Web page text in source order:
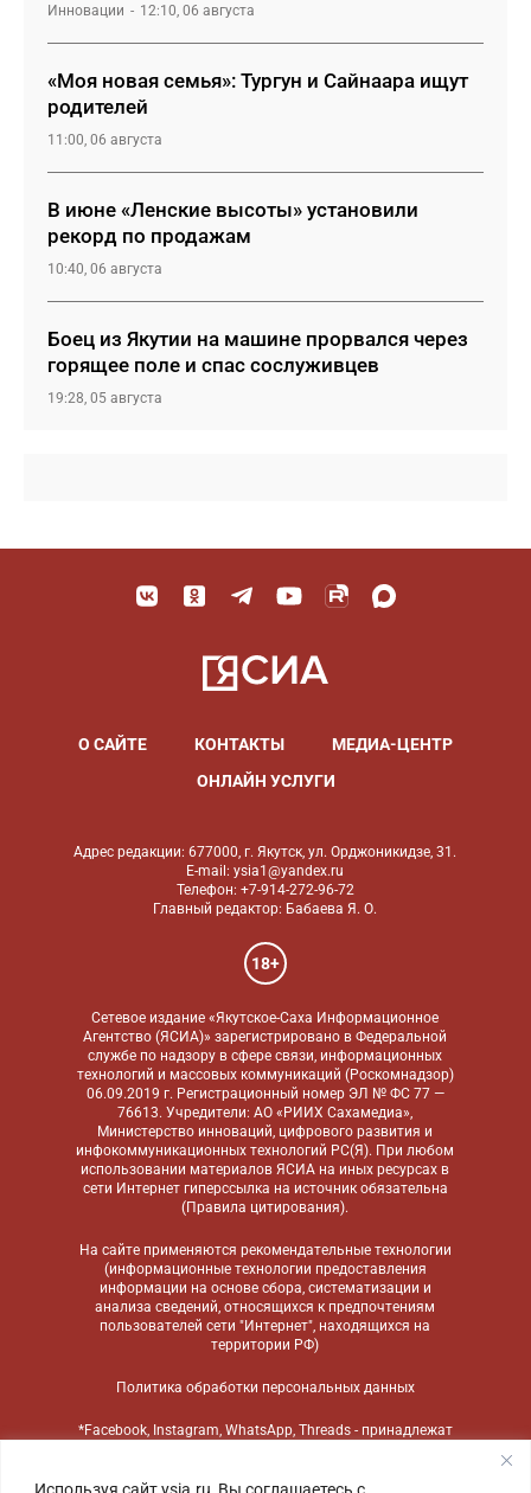
Используя сайт ysia.ru, Вы соглашаетесь с
Инновации 12:10, 06 августа
«Моя новая семья»: Тургун и Сайнаара ищут
родителей
11:00, 06 августа
В июне «Ленские высоты» установили
рекорд по продажам
10:40, 06 августа
Боец из Якутии на машине прорвался через
горящее поле и спас сослуживцев
19:28, 05 августа
О САЙТЕ КОНТАКТЫ
МЕДИА-ЦЕНТР
ОНЛАЙН УСЛУГИ
Адрес редакции: 677000, г. Якутск, ул. Орджоникидзе, 31.
E-mail: ysia1@yandex.ru
Телефон: +7-914-272-96-72
Главный редактор: Бабаева Я. О.
18+
Сетевое издание «Якутское-Саха Информационное
Агентство (ЯСИА)» зарегистрировано в Федеральной
службе по надзору в сфере связи, информационных
технологий и массовых коммуникаций (Роскомнадзор)
06.09.2019 г. Регистрационный номер ЭЛ № ФС 77 —
76613. Учредители: АО «РИИХ Сахамедиа»,
Министерство инноваций, цифрового развития и
инфокоммуникационных технологий РС(Я). При любом
использовании материалов ЯСИА на иных ресурсах в
сети Интернет гиперссылка на источник обязательна
(Правила цитирования).
На сайте применяются рекомендательные технологии
(информационные технологии предоставления
информации на основе сбора, систематизации и
анализа сведений, относящихся к предпочтениям
пользователей сети "Интернет", находящихся на
территории РФ)
Политика обработки персональных данных
*Facebook, Instagram, WhatsApp, Threads - принадлежат